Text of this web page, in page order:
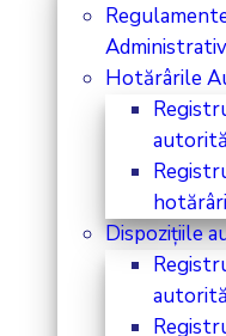
Hotărârile
Dispozițiile